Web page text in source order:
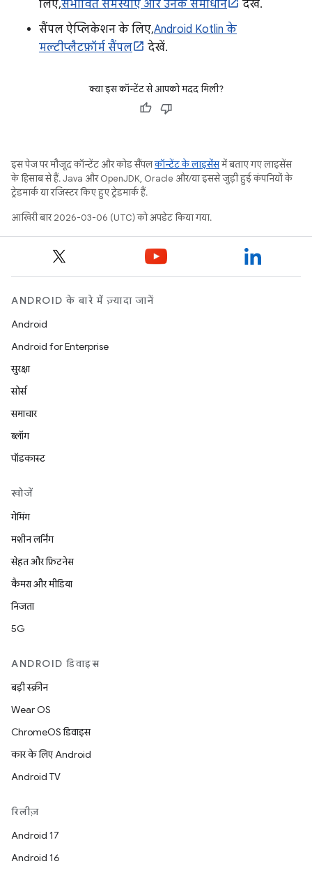
लिए,संभावित समस्याएं और उनके समाधान
देखें.
सैंपल ऐप्लिकेशन के लिए,Android Kotlin के
मल्टीप्लैटफ़ॉर्म सैंपल
देखें.
क्या इस कॉन्टेंट से आपको मदद मिली?
इस पेज पर मौजूद कॉन्टेंट और कोड सैंपलकॉन्टेंट के लाइसेंसमें बताए गए लाइसेंस
के हिसाब से हैं. Java और OpenJDK, Oracle और/या इससे जुड़ी हुई कंपनियों के
ट्रेडमार्क या रजिस्टर किए हुए ट्रेडमार्क हैं.
आखिरी बार 2026-03-06 (UTC) को अपडेट किया गया.
ANDROID के बारे में ज़्यादा जानें
Android
Android for Enterprise
सुरक्षा
सोर्स
समाचार
ब्लॉग
पॉडकास्ट
खोजें
गेमिंग
मशीन लर्निंग
सेहत और फ़िटनेस
कैमरा और मीडिया
निजता
5G
ANDROID डिवाइस
बड़ी स्क्रीन
Wear OS
ChromeOS डिवाइस
कार के लिए Android
Android TV
रिलीज़
Android 17
Android 16